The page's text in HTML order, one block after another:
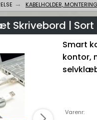
KABELHOLDER,
Skrivebord | Sort
Smart
kontor,
Varenr: